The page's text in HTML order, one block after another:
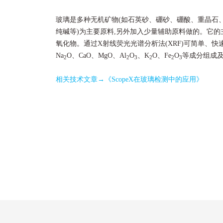
玻璃是多种无机矿物(如石英砂、硼砂、硼酸、重晶石
纯碱等)为主要原料,另外加入少量辅助原料做的。它
氧化物。 通过X射线荧光光谱分析法(XRF)可简单、快
Na2O、CaO、MgO、Al2O3、K2O、Fe2O3等成分组成
相关技术文章→ 《ScopeX在玻璃检测中的应用》